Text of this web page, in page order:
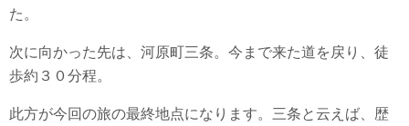
た。
次に向かった先は、河原町三条。今まで来た道を戻り、徒
歩約３０分程。
此方が今回の旅の最終地点になります。三条と云えば、歴